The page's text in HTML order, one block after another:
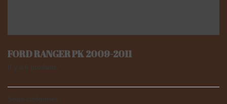
FORD RANGER PK 2009-2011
Sous-catégories